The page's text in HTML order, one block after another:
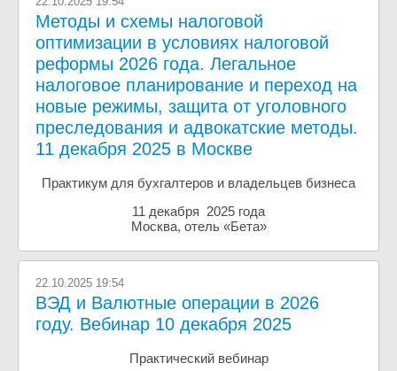
Методы и схемы налоговой
оптимизации в условиях налоговой
реформы 2026 года. Легальное
налоговое планирование и переход на
новые режимы, защита от уголовного
преследования и адвокатские методы.
11 декабря 2025 в Москве
Практикум для бухгалтеров и владельцев бизнеса
11 декабря 2025 года
Москва, отель «Бета»
22.10.2025 19:54
ВЭД и Валютные операции в 2026
году. Вебинар 10 декабря 2025
Практический вебинар